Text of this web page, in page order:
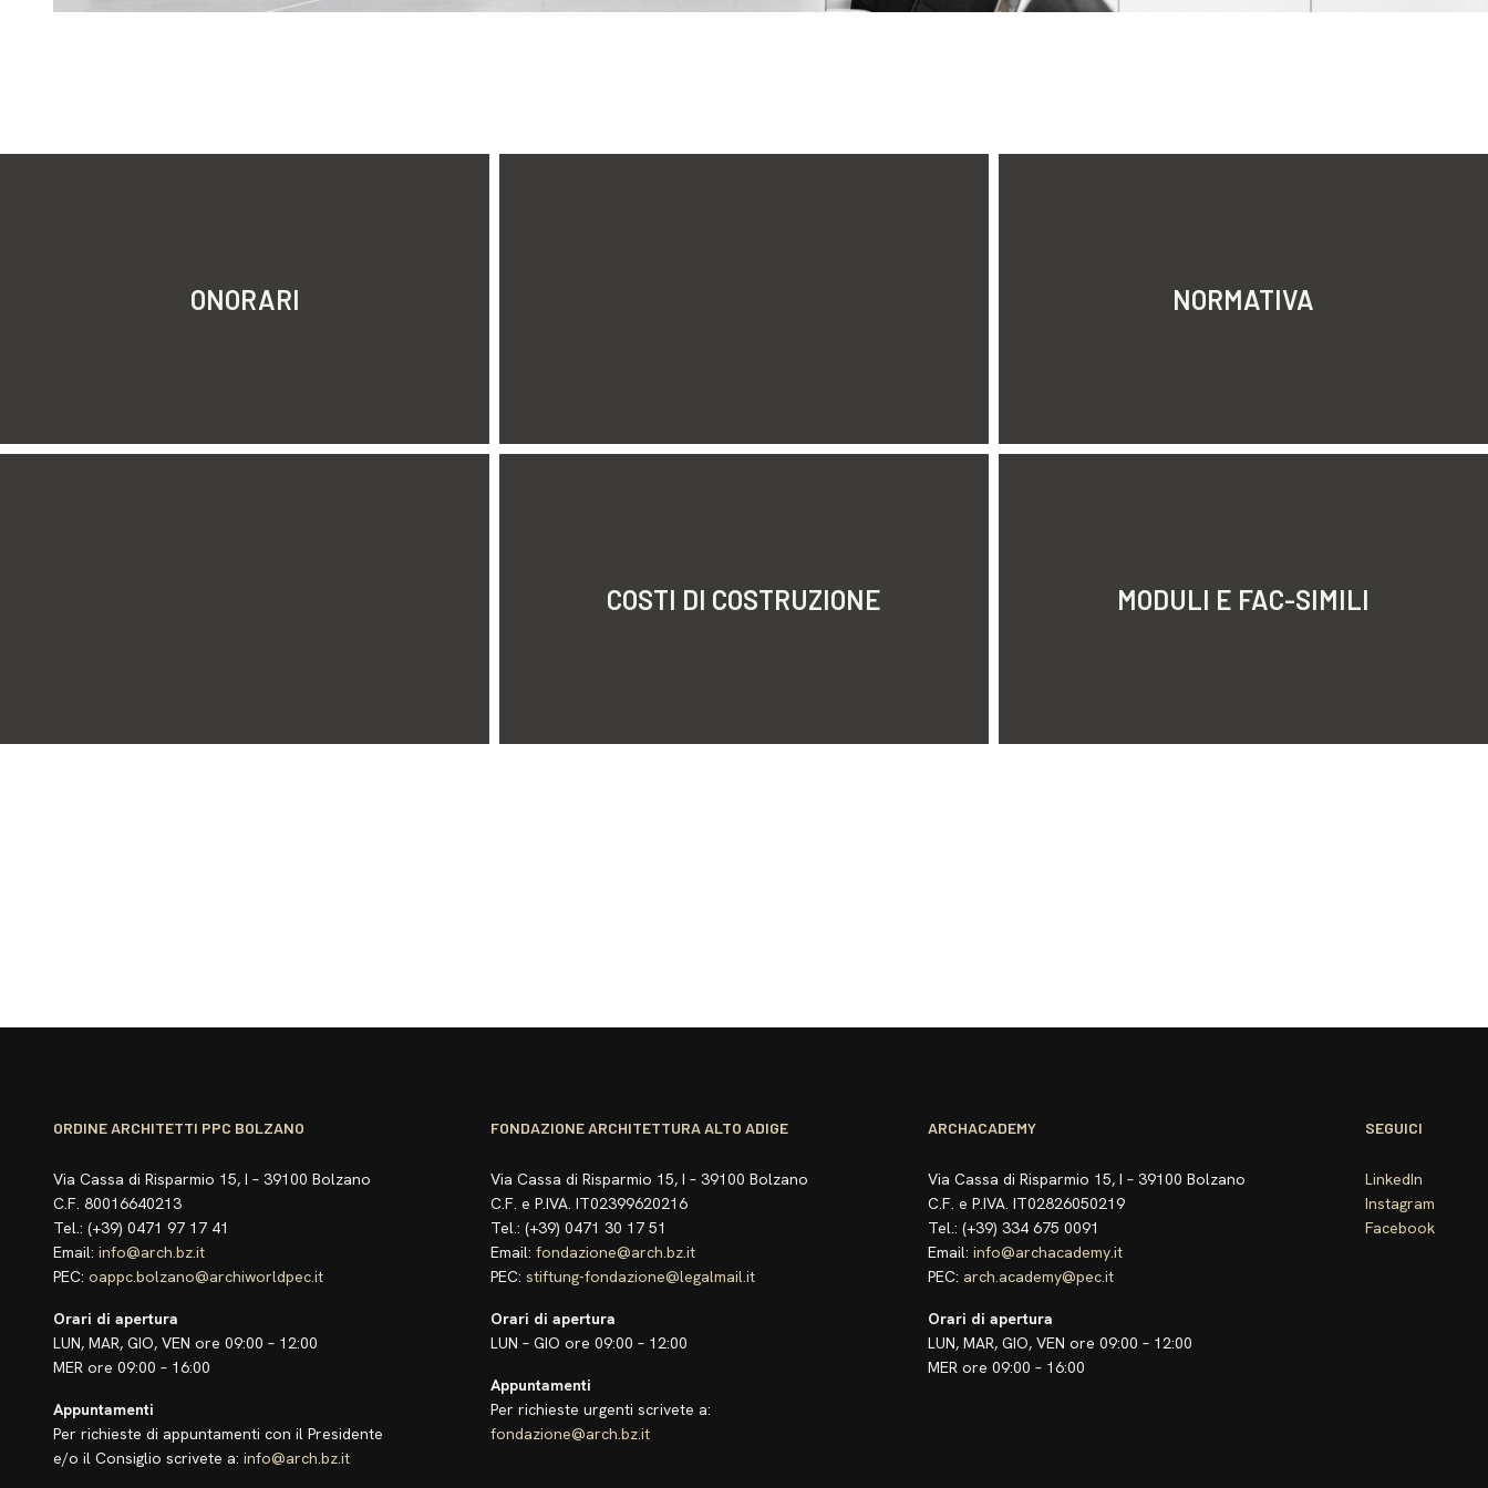
ONORARI NORMATIVA
COSTI DI COSTRUZIONE MODULI E FAC-SIMILI
ORDINE ARCHITETTI PPC BOLZANO
Via Cassa di Risparmio 15, I – 39100 Bolzano
C.F. 80016640213
Tel.: (+39) 0471 97 17 41
Email: info@arch.bz.it
PEC: oappc.bolzano@archiworldpec.it
Orari di apertura
LUN, MAR, GIO, VEN ore 09:00 – 12:00
MER ore 09:00 – 16:00
Appuntamenti
Per richieste di appuntamenti con il Presidente
e/o il Consiglio scrivete a: info@arch.bz.it
FONDAZIONE ARCHITETTURA ALTO ADIGE
Via Cassa di Risparmio 15, I – 39100 Bolzano
C.F. e P.IVA. IT02399620216
Tel.: (+39) 0471 30 17 51
Email: fondazione@arch.bz.it
PEC: stiftung-fondazione@legalmail.it
Orari di apertura
LUN – GIO ore 09:00 – 12:00
Appuntamenti
Per richieste urgenti scrivete a:
fondazione@arch.bz.it
ARCHACADEMY
Via Cassa di Risparmio 15, I – 39100 Bolzano
C.F. e P.IVA. IT02826050219
Tel.: (+39) 334 675 0091
Email: info@archacademy.it
PEC: arch.academy@pec.it
Orari di apertura
LUN, MAR, GIO, VEN ore 09:00 – 12:00
MER ore 09:00 – 16:00
SEGUICI
LinkedIn
Instagram
Facebook